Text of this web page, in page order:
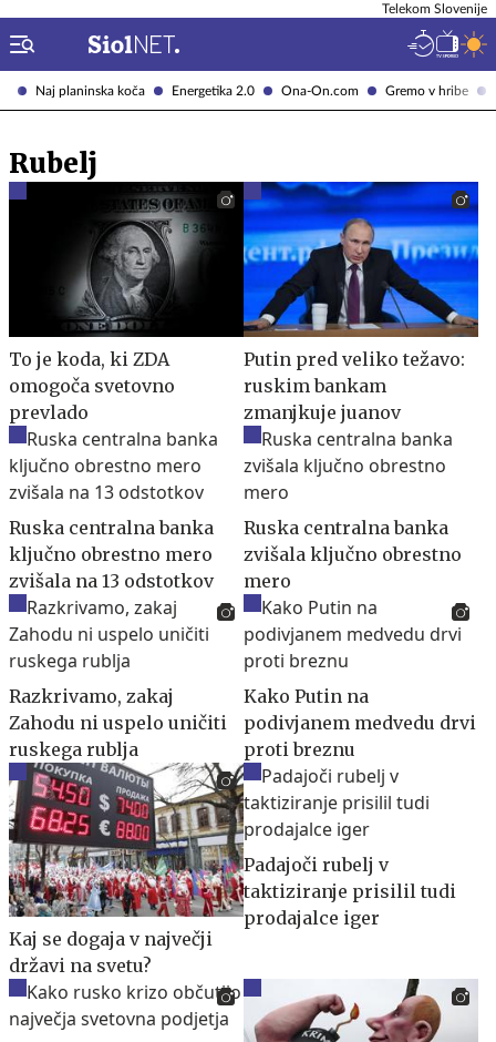
Naj planinska koča Energetika 2.0 Ona-On.com Gremo v hribe
Telekom Slovenije
Rubelj
To je koda, ki ZDA
omogoča svetovno
prevlado
Putin pred veliko težavo:
ruskim bankam
zmanjkuje juanov
Ruska centralna banka
ključno obrestno mero
zvišala na 13 odstotkov
Ruska centralna banka
zvišala ključno obrestno
mero
Razkrivamo, zakaj
Zahodu ni uspelo uničiti
ruskega rublja
Kako Putin na
podivjanem medvedu drvi
proti breznu
Kaj se dogaja v največji
državi na svetu?
Padajoči rubelj v
taktiziranje prisilil tudi
prodajalce iger